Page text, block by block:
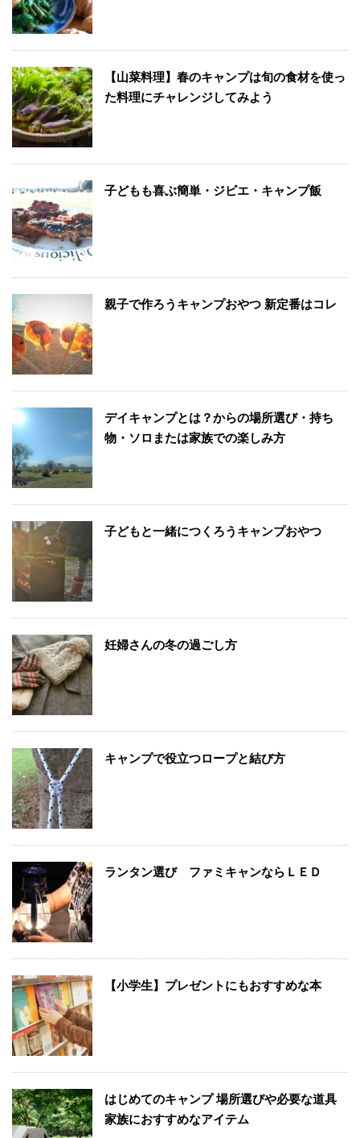
【山菜料理】春のキャンプは旬の食材を使っ
た料理にチャレンジしてみよう
子どもも喜ぶ簡単・ジビエ・キャンプ飯
親子で作ろうキャンプおやつ 新定番はコレ
デイキャンプとは？からの場所選び・持ち
物・ソロまたは家族での楽しみ方
子どもと一緒につくろうキャンプおやつ
妊婦さんの冬の過ごし方
キャンプで役立つロープと結び方
ランタン選び ファミキャンならＬＥＤ
【小学生】プレゼントにもおすすめな本
はじめてのキャンプ 場所選びや必要な道具
家族におすすめなアイテム